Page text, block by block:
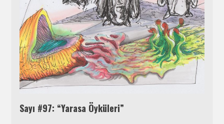
Sayı #97: “Yarasa Öyküleri”